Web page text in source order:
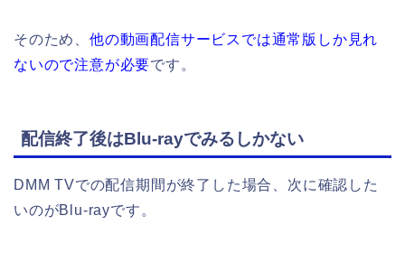
そのため、 他の動画配信サービスでは通常版しか見れ
ないので注意が必要です。
配信終了後はBlu-rayでみるしかない
DMM TVでの配信期間が終了した場合、次に確認した
いのがBlu-rayです。